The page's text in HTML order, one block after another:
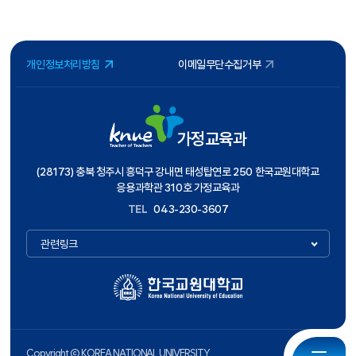
개인정보처리방침 이메일무단수집거부
가정교육과
(28173) 충북 청주시 흥덕구 강내면 태성탑연로 250 한국교원대학교
응용과학관 310호 가정교육과
TEL 043-230-3607
관련링크
Copyright ⓒ KOREA NATIONAL UNIVERSITY